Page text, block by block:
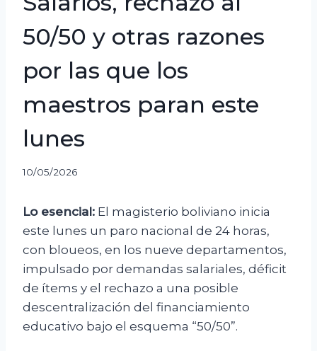
50/50 y otras razones
por las que los
maestros paran este
lunes
10/05/2026
Lo esencial: El magisterio boliviano inicia
este lunes un paro nacional de 24 horas,
con bloueos, en los nueve departamentos,
impulsado por demandas salariales, déficit
de ítems y el rechazo a una posible
descentralización del financiamiento
educativo bajo el esquema “50/50”.